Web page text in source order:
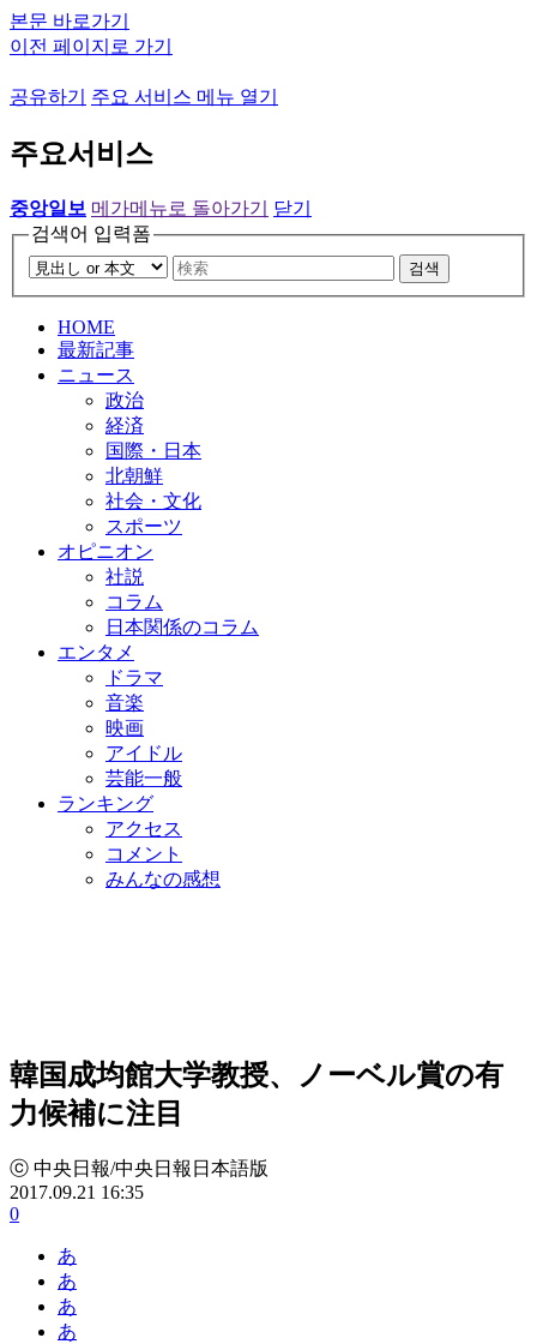
본문 바로가기
이전 페이지로 가기
공유하기 주요 서비스 메뉴 열기
주요서비스
중앙일보 메가메뉴로 돌아가기
닫기
검색어 입력폼
검색
HOME
最新記事
ニュース
政治
経済
国際・日本
北朝鮮
社会・文化
スポーツ
オピニオン
社説
コラム
日本関係のコラム
エンタメ
ドラマ
音楽
映画
アイドル
芸能一般
ランキング
アクセス
コメント
みんなの感想
韓国成均館大学教授、ノーベル賞の有
力候補に注目
ⓒ 中央日報/中央日報日本語版
2017.09.21 16:35
0
あ
あ
あ
あ